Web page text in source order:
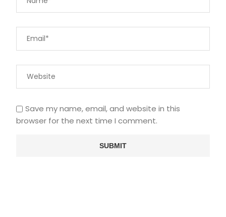
Save my name, email, and website in this
browser for the next time I comment.